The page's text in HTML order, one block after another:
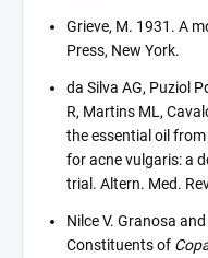
Grieve, M. 1931. A
Press, New York.
da Silva AG, Puziol
R, Martins ML,
the essential oil
for acne vulgaris: a
trial. Altern. Med.
Nilce V. Granosa
Constituents of